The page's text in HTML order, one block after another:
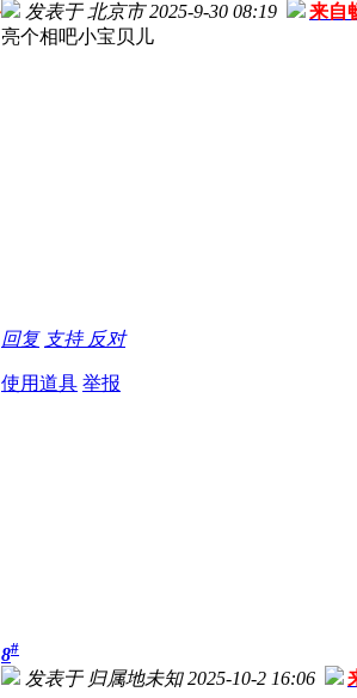
发表于 北京市 2025-9-30 08:19
来自
亮个相吧小宝贝儿
回复 支持 反对
使用道具 举报
8#
发表于 归属地未知 2025-10-2 16:06